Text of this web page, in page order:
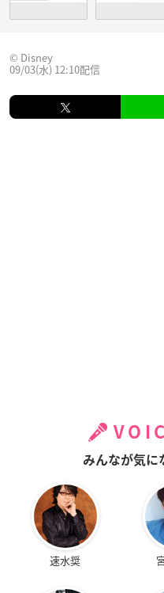
© Disney
09/03(水) 12:10配信
みんなが気に
速水奨